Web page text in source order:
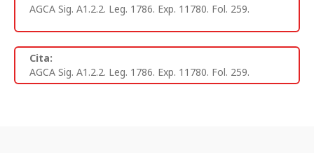
AGCA Sig. A1.2.2. Leg. 1786. Exp. 11780. Fol. 259.
Cita:
AGCA Sig. A1.2.2. Leg. 1786. Exp. 11780. Fol. 259.